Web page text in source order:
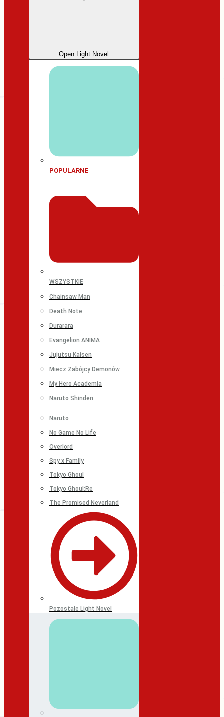
Open Light Novel
POPULARNE
WSZYSTKIE
Chainsaw Man
Death Note
Durarara
Evangelion ANIMA
Jujutsu Kaisen
Miecz Zabójcy Demonów
My Hero Academia
Naruto Shinden
Naruto
No Game No Life
Overlord
Spy x Family
Tokyo Ghoul
Tokyo Ghoul:Re
The Promised Neverland
Pozostałe Light Novel